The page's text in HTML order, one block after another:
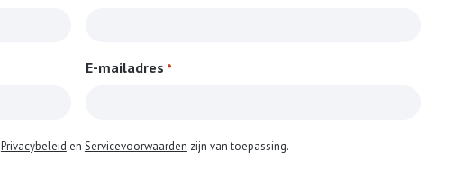
E-mailadres *
Privacybeleid en Servicevoorwaarden zijn van toepassing.